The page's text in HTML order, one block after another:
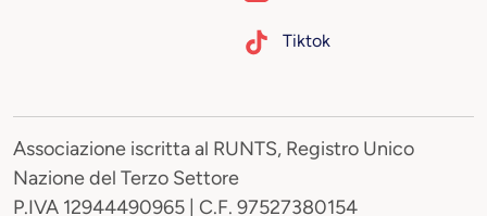
Tiktok
Associazione iscritta al RUNTS, Registro Unico
Nazione del Terzo Settore
P.IVA 12944490965 | C.F. 97527380154